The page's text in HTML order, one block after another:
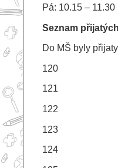
Pá: 10.15 – 11.30
Seznam
Do MŠ byly
120
121
122
123
124